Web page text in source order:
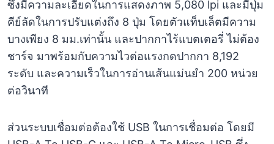
ซึ่งมีความละเอียดในการแสดงภาพ 5,080 lpi และมีปุ่ม
คีย์ลัดในการปรับแต่งถึง 8 ปุ่ม โดยตัวแท็บเล็ตมีความ
บางเพียง 8 มม.เท่านั้น และปากกาไร้แบตเตอรี่ ไม่ต้อง
ชาร์จ มาพร้อมกับความไวต่อแรงกดปากกา 8,192
ระดับ และความเร็วในการอ่านเส้นแม่นยำ 200 หน่วย
ต่อวินาที
ส่วนระบบเชื่อมต่อต้องใช้ USB ในการเชื่อมต่อ โดยมี